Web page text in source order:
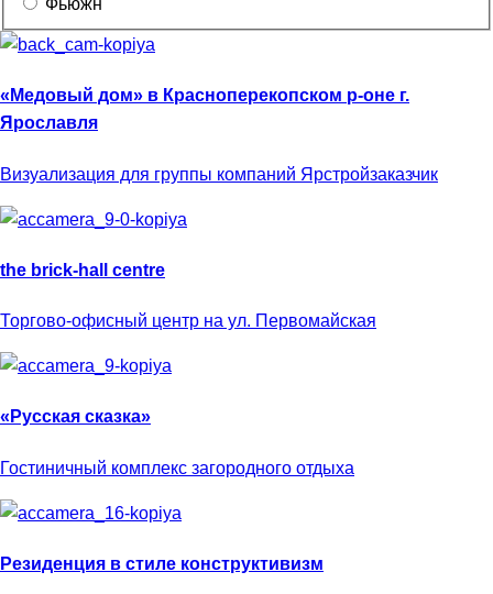
Фьюжн
«Медовый дом» в Красноперекопском р-оне г.
Ярославля
Визуализация для группы компаний Ярстройзаказчик
the brick-hall centre
Торгово-офисный центр на ул. Первомайская
«Русская сказка»
Гостиничный комплекс загородного отдыха
Резиденция в стиле конструктивизм